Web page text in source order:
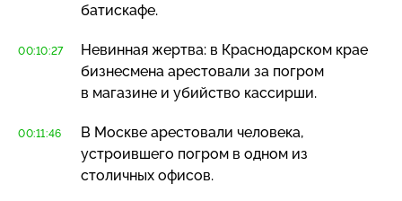
батискафе.
00:10:27
Невинная жертва: в Краснодарском крае
бизнесмена арестовали за погром
в магазине и убийство кассирши.
00:11:46
В Москве арестовали человека,
устроившего погром в одном из
столичных офисов.